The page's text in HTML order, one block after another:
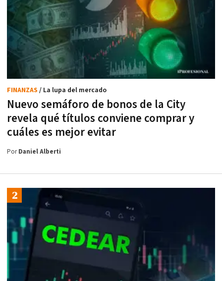
Nuevo semáforo de bonos de la City
revela qué títulos conviene comprar y
cuáles es mejor evitar
FINANZAS / La lupa del mercado
PorDaniel Alberti